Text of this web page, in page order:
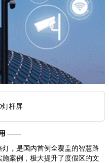
灯杆屏
——
，是国内首例全覆盖的智慧路
案例，极大提升了度假区的文